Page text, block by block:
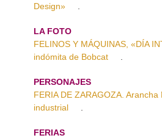
Design»
LA FOTO
FELINOS Y MÁQUINAS, «DÍA
indómita de Bobcat
PERSONAJES
FERIA DE ZARAGOZA.
industrial
FERIAS